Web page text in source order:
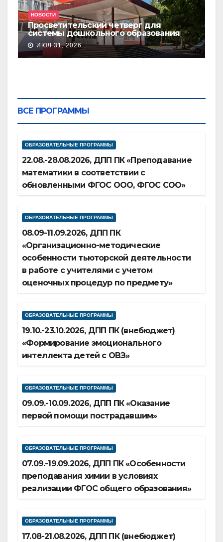
НОВОСТИ
Просветительский четверг для
системы дошкольного образования
ИЮЛ 31, 2026
ВСЕ ПРОГРАММЫ
ОБРАЗОВАТЕЛЬНЫЕ ПРОГРАММЫ
22.08.-28.08.2026, ДПП ПК «Преподавание
математики в соответствии с
обновленными ФГОС ООО, ФГОС СОО»
ОБРАЗОВАТЕЛЬНЫЕ ПРОГРАММЫ
08.09-11.09.2026, ДПП ПК
«Организационно-методические
особенности тьюторской деятельности
в работе с учителями с учетом
оценочных процедур по предмету»
ОБРАЗОВАТЕЛЬНЫЕ ПРОГРАММЫ
19.10.-23.10.2026, ДПП ПК (внебюджет)
«Формирование эмоционального
интеллекта детей с ОВЗ»
ОБРАЗОВАТЕЛЬНЫЕ ПРОГРАММЫ
09.09.-10.09.2026, ДПП ПК «Оказание
первой помощи пострадавшим»
ОБРАЗОВАТЕЛЬНЫЕ ПРОГРАММЫ
07.09.-19.09.2026, ДПП ПК «Особенности
преподавания химии в условиях
реализации ФГОС общего образования»
ОБРАЗОВАТЕЛЬНЫЕ ПРОГРАММЫ
17.08-21.08.2026, ДПП ПК (внебюджет)